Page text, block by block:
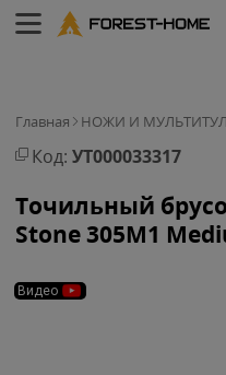
Главная НОЖИ И
Код: УТ000033317
Точильный
Stone 305M1
Видео